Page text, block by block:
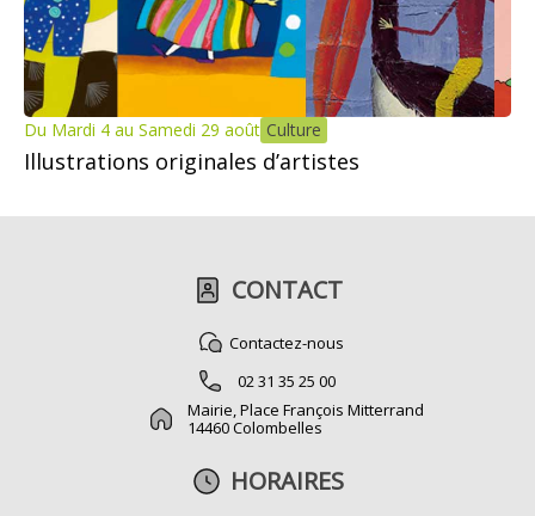
Du Mardi 4 au Samedi 29 août Culture
Illustrations originales d’artistes
CONTACT
Contactez-nous
02 31 35 25 00
Mairie, Place François Mitterrand
14460 Colombelles
HORAIRES